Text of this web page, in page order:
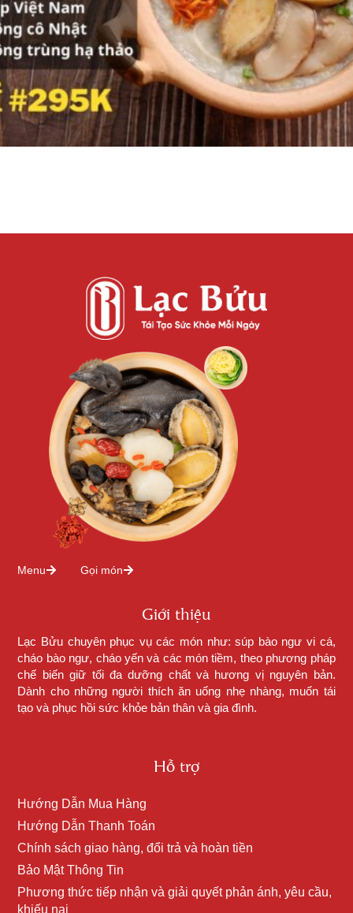
Menu Gọi món
Giới thiệu
Lạc Bửu chuyên phục vụ các món như: súp bào ngư vi cá,
cháo bào ngư, cháo yến và các món tiềm, theo phương pháp
chế biến giữ tối đa dưỡng chất và hương vị nguyên bản.
Dành cho những người thích ăn uống nhẹ nhàng, muốn tái
tạo và phục hồi sức khỏe bản thân và gia đình.
Hỗ trợ
Hướng Dẫn Mua Hàng
Hướng Dẫn Thanh Toán
Chính sách giao hàng, đổi trả và hoàn tiền
Bảo Mật Thông Tin
Phương thức tiếp nhận và giải quyết phản ánh, yêu cầu,
khiếu nại